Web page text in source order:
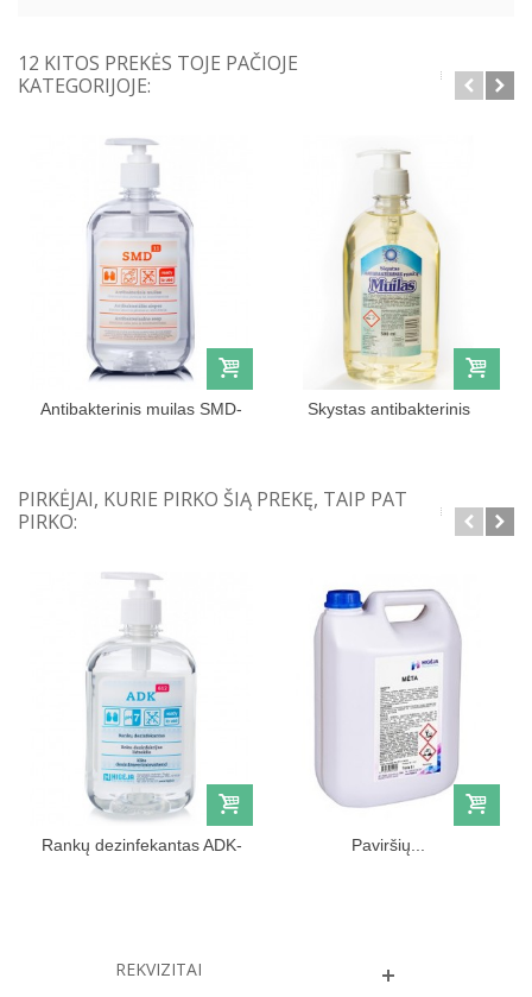
12 KITOS PREKĖS TOJE PAČIOJE
KATEGORIJOJE:
Antibakterinis muilas SMD-
Skystas antibakterinis
PIRKĖJAI, KURIE PIRKO ŠIĄ PREKĘ, TAIP PAT
PIRKO:
Rankų dezinfekantas ADK-
Paviršių...
REKVIZITAI